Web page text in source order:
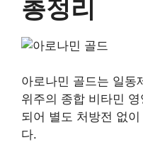
총정리
아로나민 골드는 일동
위주의 종합 비타민
되어 별도 처방전 없
다.